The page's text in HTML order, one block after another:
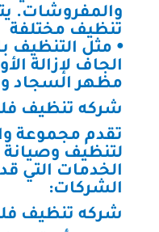
والمفروشات.
تنظيف مختلفة
⦁ مثل التنظيف
الجاف لإزالة
مظهر السجاد
شركه تنظيف
تقدم مجموعة
لتنظيف
الخدمات التي
الشركات:
شركه تنظيف